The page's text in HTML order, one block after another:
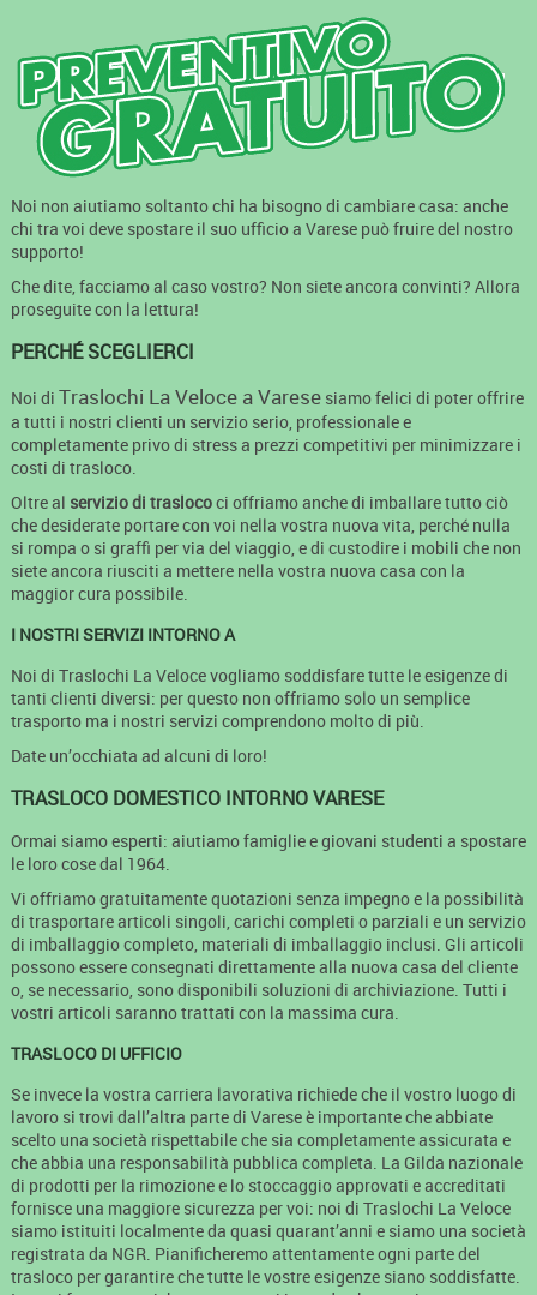
Noi non aiutiamo soltanto chi ha bisogno di cambiare casa: anche
chi tra voi deve spostare il suo ufficio a Varese può fruire del nostro
supporto!
Che dite, facciamo al caso vostro? Non siete ancora convinti? Allora
proseguite con la lettura!
PERCHÉ SCEGLIERCI
Noi di Traslochi La Veloce a Varesesiamo felici di poter offrire
a tutti i nostri clienti un servizio serio, professionale e
completamente privo di stress a prezzi competitivi per minimizzare i
costi di trasloco.
Oltre al servizio di traslococi offriamo anche di imballare tutto ciò
che desiderate portare con voi nella vostra nuova vita, perché nulla
si rompa o si graffi per via del viaggio, e di custodire i mobili che non
siete ancora riusciti a mettere nella vostra nuova casa con la
maggior cura possibile.
I NOSTRI SERVIZI INTORNO A
Noi di Traslochi La Veloce vogliamo soddisfare tutte le esigenze di
tanti clienti diversi: per questo non offriamo solo un semplice
trasporto ma i nostri servizi comprendono molto di più.
Date un’occhiata ad alcuni di loro!
TRASLOCO DOMESTICO INTORNO VARESE
Ormai siamo esperti: aiutiamo famiglie e giovani studenti a spostare
le loro cose dal 1964.
Vi offriamo gratuitamente quotazioni senza impegno e la possibilità
di trasportare articoli singoli, carichi completi o parziali e un servizio
di imballaggio completo, materiali di imballaggio inclusi. Gli articoli
possono essere consegnati direttamente alla nuova casa del cliente
o, se necessario, sono disponibili soluzioni di archiviazione. Tutti i
vostri articoli saranno trattati con la massima cura.
TRASLOCO DI UFFICIO
Se invece la vostra carriera lavorativa richiede che il vostro luogo di
lavoro si trovi dall’altra parte di Varese è importante che abbiate
scelto una società rispettabile che sia completamente assicurata e
che abbia una responsabilità pubblica completa. La Gilda nazionale
di prodotti per la rimozione e lo stoccaggio approvati e accreditati
fornisce una maggiore sicurezza per voi: noi di Traslochi La Veloce
siamo istituiti localmente da quasi quarant’anni e siamo una società
registrata da NGR. Pianificheremo attentamente ogni parte del
trasloco per garantire che tutte le vostre esigenze siano soddisfatte.